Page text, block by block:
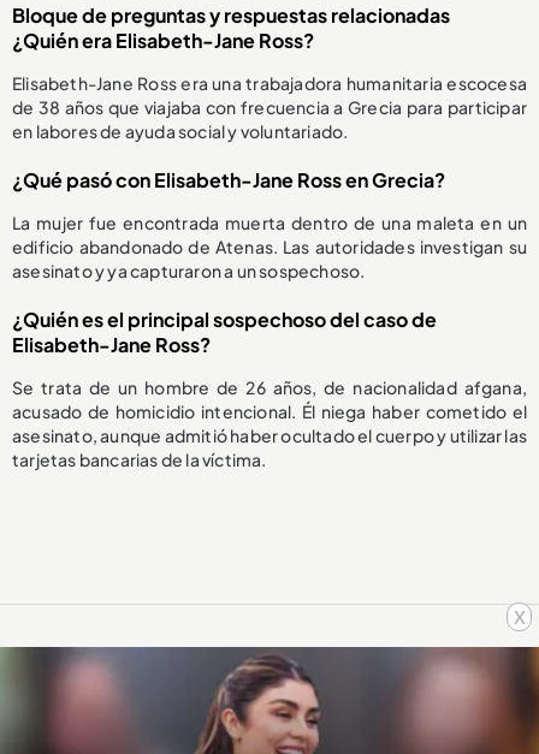
x
Bloque de preguntas y respuestas relacionadas
¿Quién era Elisabeth-Jane Ross?
Elisabeth-Jane Ross era una trabajadora humanitaria escocesa
de 38 años que viajaba con frecuencia a Grecia para participar
en labores de ayuda social y voluntariado.
¿Qué pasó con Elisabeth-Jane Ross en Grecia?
La mujer fue encontrada muerta dentro de una maleta en un
edificio abandonado de Atenas. Las autoridades investigan su
asesinato y ya capturaron a un sospechoso.
¿Quién es el principal sospechoso del caso de
Elisabeth-Jane Ross?
Se trata de un hombre de 26 años, de nacionalidad afgana,
acusado de homicidio intencional. Él niega haber cometido el
asesinato, aunque admitió haber ocultado el cuerpo y utilizar las
tarjetas bancarias de la víctima.